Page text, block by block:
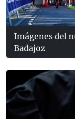
Imágenes del
Badajoz